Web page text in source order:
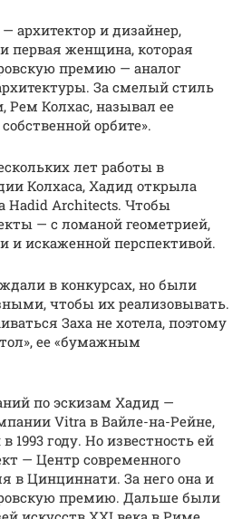
архитектор и дизайнер,
первая женщина, которая
премию — аналог
За смелый стиль
Рем Колхас, называл ее
орбите».
лет работы в
Колхаса, Хадид открыла
Hadid Architects. Чтобы
— с ломаной геометрией,
искаженной перспективой.
в конкурсах, но были
чтобы их реализовывать.
Заха не хотела, поэтому
ее «бумажным
по эскизам Хадид —
Vitra в Вайле-на-Рейне,
1993 году. Но известность ей
— Центр современного
в Цинциннати. За него она и
премию. Дальше были